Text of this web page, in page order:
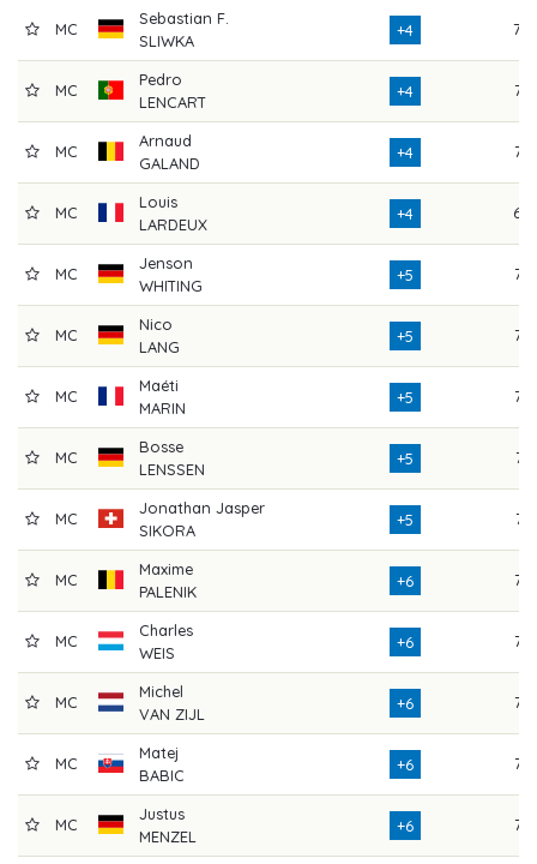
MC
Sebastian F.
SLIWKA
+4 70
MC
Pedro
LENCART
+4 73
MC
Arnaud
GALAND
+4 73
MC
Louis
LARDEUX
+4 69
MC
Jenson
WHITING
+5 77
MC
Nico
LANG
+5 73
MC
Maéti
MARIN
+5 77
MC
Bosse
LENSSEN
+5 71
MC
Jonathan Jasper
SIKORA
+5 74
MC
Maxime
PALENIK
+6 73
MC
Charles
WEIS
+6 73
MC
Michel
VAN ZIJL
+6 73
MC
Matej
BABIC
+6 75
MC
Justus
MENZEL
+6 75